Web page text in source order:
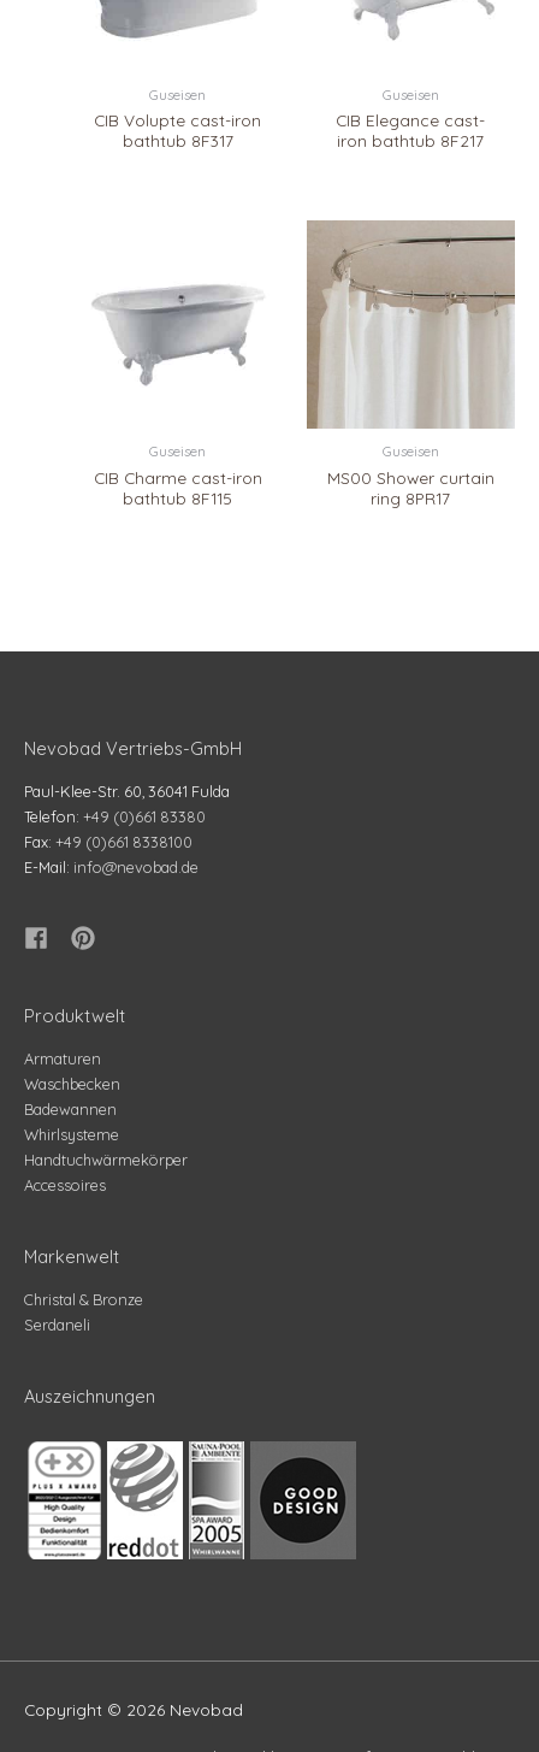
Guseisen
CIB Volupte cast-iron
bathtub 8F317
Guseisen
CIB Elegance cast-
iron bathtub 8F217
Guseisen
CIB Charme cast-iron
bathtub 8F115
Guseisen
MS00 Shower curtain
ring 8PR17
Nevobad Vertriebs-GmbH
Paul-Klee-Str. 60, 36041 Fulda
Telefon: +49 (0)661 83380
Fax: +49 (0)661 8338100
E-Mail: info@nevobad.de
Produktwelt
Armaturen
Waschbecken
Badewannen
Whirlsysteme
Handtuchwärmekörper
Accessoires
Markenwelt
Christal & Bronze
Serdaneli
Auszeichnungen
Copyright © 2026 Nevobad